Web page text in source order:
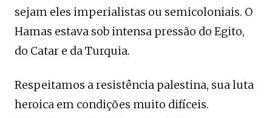
sejam eles imperialistas ou semicoloniais. O
Hamas estava sob intensa pressão do Egito,
do Catar e da Turquia.
Respeitamos a resistência palestina, sua luta
heroica em condições muito difíceis.